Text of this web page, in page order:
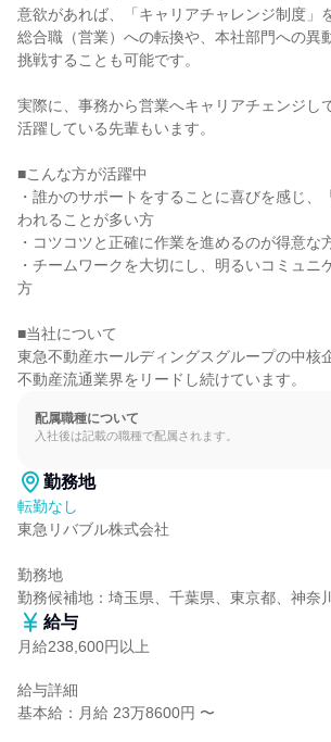
意欲があれば、「キャリアチャレンジ制度」
総合職（営業）への転換や、本社部門への異
挑戦することも可能です。
実際に、事務から営業へキャリアチェンジし
活躍している先輩もいます。
■こんな方が活躍中
・誰かのサポートをすることに喜びを感じ、
われることが多い方
・コツコツと正確に作業を進めるのが得意な
・チームワークを大切にし、明るいコミュニ
方
■当社について
東急不動産ホールディングスグループの中核
不動産流通業界をリードし続けています。
配属職種について
入社後は記載の職種で配属されます。
勤務地
転勤なし
東急リバブル株式会社
勤務地
勤務候補地：埼玉県、千葉県、東京都、神奈
給与
月給238,600円以上
給与詳細
基本給：月給 23万8600円 〜